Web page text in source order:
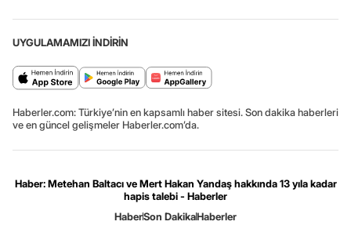
UYGULAMAMIZI İNDİRİN
Haberler.com: Türkiye’nin en kapsamlı haber sitesi. Son dakika haberleri
ve en güncel gelişmeler Haberler.com’da.
Haber: Metehan Baltacı ve Mert Hakan Yandaş hakkında 13 yıla kadar
hapis talebi - Haberler
HaberSon DakikaHaberler